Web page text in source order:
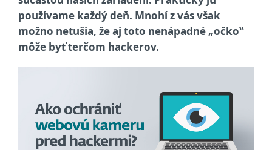
používame každý deň. Mnohí z vás však
možno netušia, že aj toto nenápadné„očko‟
môže byť terčom hackerov.